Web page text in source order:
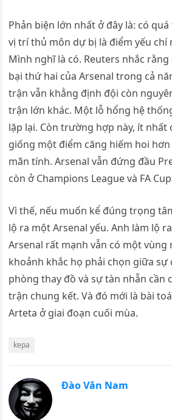
Phản biện lớn nhất ở đây là: có
vị trí thủ môn dự bị là điểm yếu chí
Mình nghĩ là có. Reuters nhắc
bại thứ hai của Arsenal trong cả
trận vẫn khẳng định đội còn
trận lớn khác. Một lỗ hổng hệ
lặp lại. Còn trường hợp này, ít nhất
giống một điểm căng hiếm hoi
mãn tính. Arsenal vẫn đứng đầu
còn ở Champions League và FA
Vì thế, nếu muốn kể đúng trọng
lộ ra một Arsenal yếu. Anh làm lộ
Arsenal rất mạnh vẫn có một vùng
khoảnh khắc họ phải chọn giữa
phòng thay đồ và sự tàn nhẫn cần
trận chung kết. Và đó mới là bài
Arteta ở giai đoạn cuối mùa.
kepa
Đào Văn Nam